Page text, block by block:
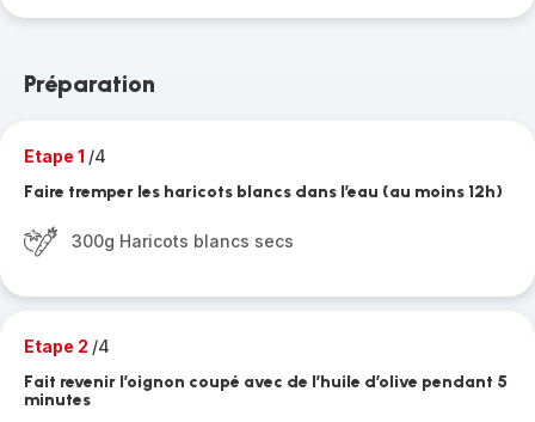
Préparation
Etape 1 /4
Faire tremper les haricots blancs dans l’eau (au moins 12h)
300g Haricots blancs secs
Etape 2 /4
Fait revenir l’oignon coupé avec de l’huile d’olive pendant 5
minutes